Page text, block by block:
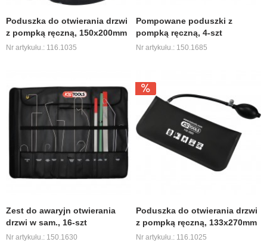
Poduszka do otwierania drzwi
z pompką ręczną, 150x200mm
Nr artykułu.: 116.1035
Pompowane poduszki z
pompką ręczną, 4-szt
Nr artykułu.: 150.1685
Zest do awaryjn otwierania
drzwi w sam., 16-szt
Nr artykułu.: 150.1630
Poduszka do otwierania drzwi
z pompką ręczną, 133x270mm
Nr artykułu.: 116.1025